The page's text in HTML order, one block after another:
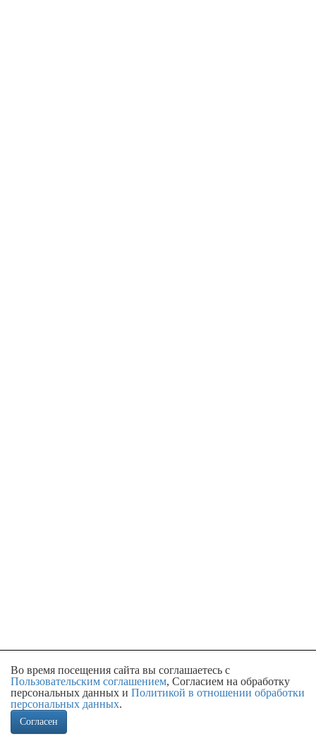
Во время посещения сайта вы соглашаетесь с
Пользовательским соглашением, Согласием на обработку
персональных данных и Политикой в отношении обработки
персональных данных.
Согласен